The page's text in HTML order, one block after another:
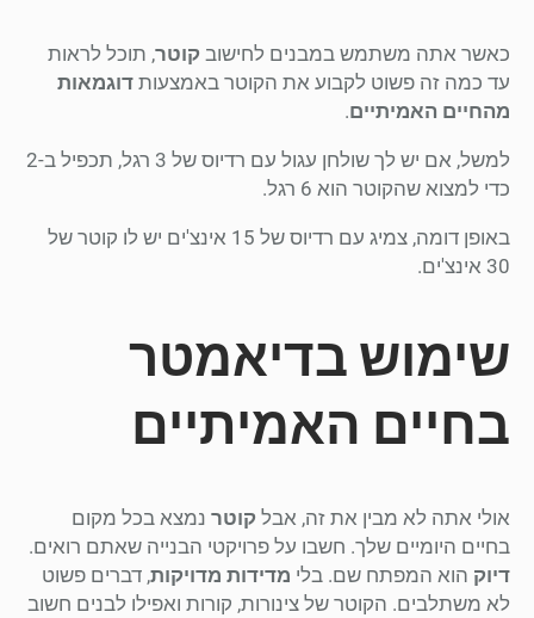
כאשר אתה משתמש במבנים לחישוב קוטר, תוכל לראות
עד כמה זה פשוט לקבוע את הקוטר באמצעות דוגמאות
מהחיים האמיתיים.
למשל, אם יש לך שולחן עגול עם רדיוס של 3 רגל, תכפיל ב-2
כדי למצוא שהקוטר הוא 6 רגל.
באופן דומה, צמיג עם רדיוס של 15 אינצ'ים יש לו קוטר של
30 אינצ'ים.
שימוש בדיאמטר
בחיים האמיתיים
אולי אתה לא מבין את זה, אבל קוטר נמצא בכל מקום
בחיים היומיים שלך. חשבו על פרויקטי הבנייה שאתם רואים.
דיוק הוא המפתח שם. בלי מדידות מדויקות, דברים פשוט
לא משתלבים. הקוטר של צינורות, קורות ואפילו לבנים חשוב